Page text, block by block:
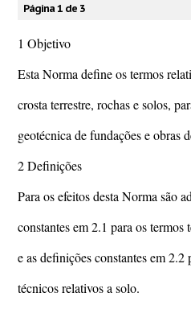
Página 1 de 3
1 Objetivo
Esta Norma define os termos
crosta terrestre, rochas e solos,
geotécnica de fundações e obras
2 Definições
Para os efeitos desta Norma são
constantes em 2.1 para os termos
e as definições constantes em 2.2
técnicos relativos a solo.